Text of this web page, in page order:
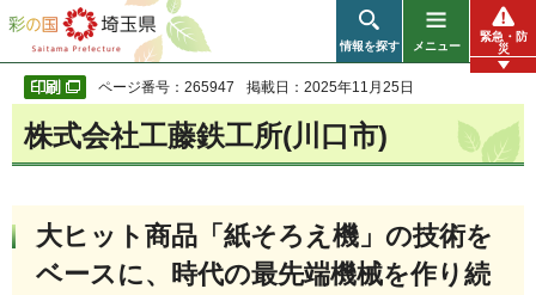
彩の国 埼玉県
情報を探す メニュー
緊急・防
災
ページ番号：265947 掲載日：2025年11月25日
株式会社工藤鉄工所(川口市)
大ヒット商品「紙そろえ機」の技術を
ベースに、時代の最先端機械を作り続